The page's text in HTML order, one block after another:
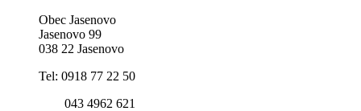
Obec Jasenovo
Jasenovo 99
038 22 Jasenovo
Tel: 0918 77 22 50
043 4962 621